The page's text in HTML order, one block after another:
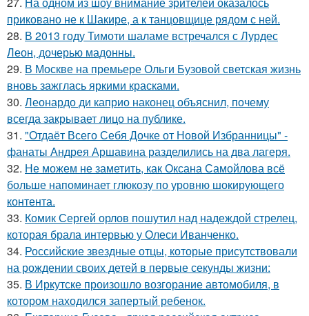
приковано не к Шакире, а к танцовщице рядом с ней.
28. В 2013 году Тимоти шаламе встречался с Лурдес
Леон, дочерью мадонны.
29. В Москве на премьере Ольги Бузовой светская жизнь
вновь зажглась яркими красками.
30. Леонардо ди каприо наконец объяснил, почему
всегда закрывает лицо на публике.
31. "Отдаёт Всего Себя Дочке от Новой Избранницы" -
фанаты Андрея Аршавина разделились на два лагеря.
32. Не можем не заметить, как Оксана Самойлова всё
больше напоминает глюкозу по уровню шокирующего
контента.
33. Комик Сергей орлов пошутил над надеждой стрелец,
которая брала интервью у Олеси Иванченко.
34. Российские звездные отцы, которые присутствовали
на рождении своих детей в первые секунды жизни:
35. В Иркутске произошло возгорание автомобиля, в
котором находился запертый ребенок.